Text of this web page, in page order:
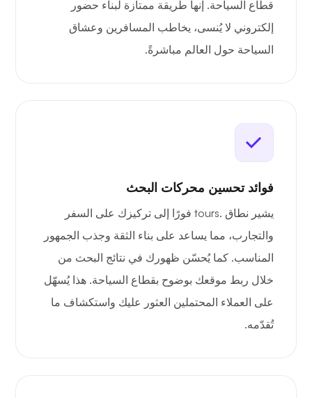
قطاع السياحة. إنها طريقة ممتازة لبناء حضور
إلكتروني لا يُنسى، يخاطب المسافرين وعشاق
السياحة حول العالم مباشرةً.
فوائد تحسين محركات البحث
يشير نطاق .tours فورًا إلى تركيزك على السفر
والتجارب، مما يساعد على بناء الثقة وجذب الجمهور
المناسب. كما يُحسّن ظهورك في نتائج البحث من
خلال ربط موقعك بوضوح بقطاع السياحة. هذا يُسهّل
على العملاء المحتملين العثور عليك واستكشاف ما
تُقدّمه.